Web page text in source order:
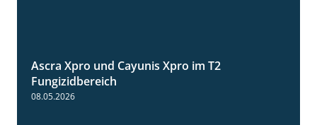
Ascra Xpro und Cayunis Xpro im T2
Fungizidbereich
08.05.2026